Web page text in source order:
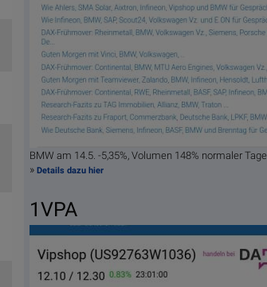
BMW am 14.5. -5,35%, Volumen 148% normaler Tage
»Details dazu hier
1VPA